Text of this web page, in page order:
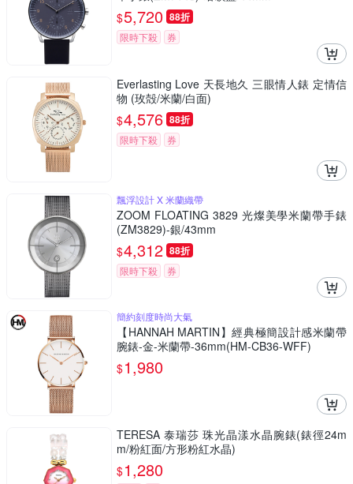
$5,720 88折
限時下殺 券
Everlasting Love 天長地久 三眼情人錶 定情信
物 (玫殻/米蘭/白面)
$4,576 88折
限時下殺 券
飄浮設計 X 米蘭織帶
ZOOM FLOATING 3829 光燦美學米蘭帶手錶
(ZM3829)-銀/43mm
$4,312 88折
限時下殺 券
簡約刻度時尚大氣
【HANNAH MARTIN】經典極簡設計感米蘭帶
腕錶-金-米蘭帶-36mm(HM-CB36-WFF)
$1,980
TERESA 泰瑞莎 珠光晶漾水晶腕錶(錶徑24m
m/粉紅面/方形粉紅水晶)
$1,280